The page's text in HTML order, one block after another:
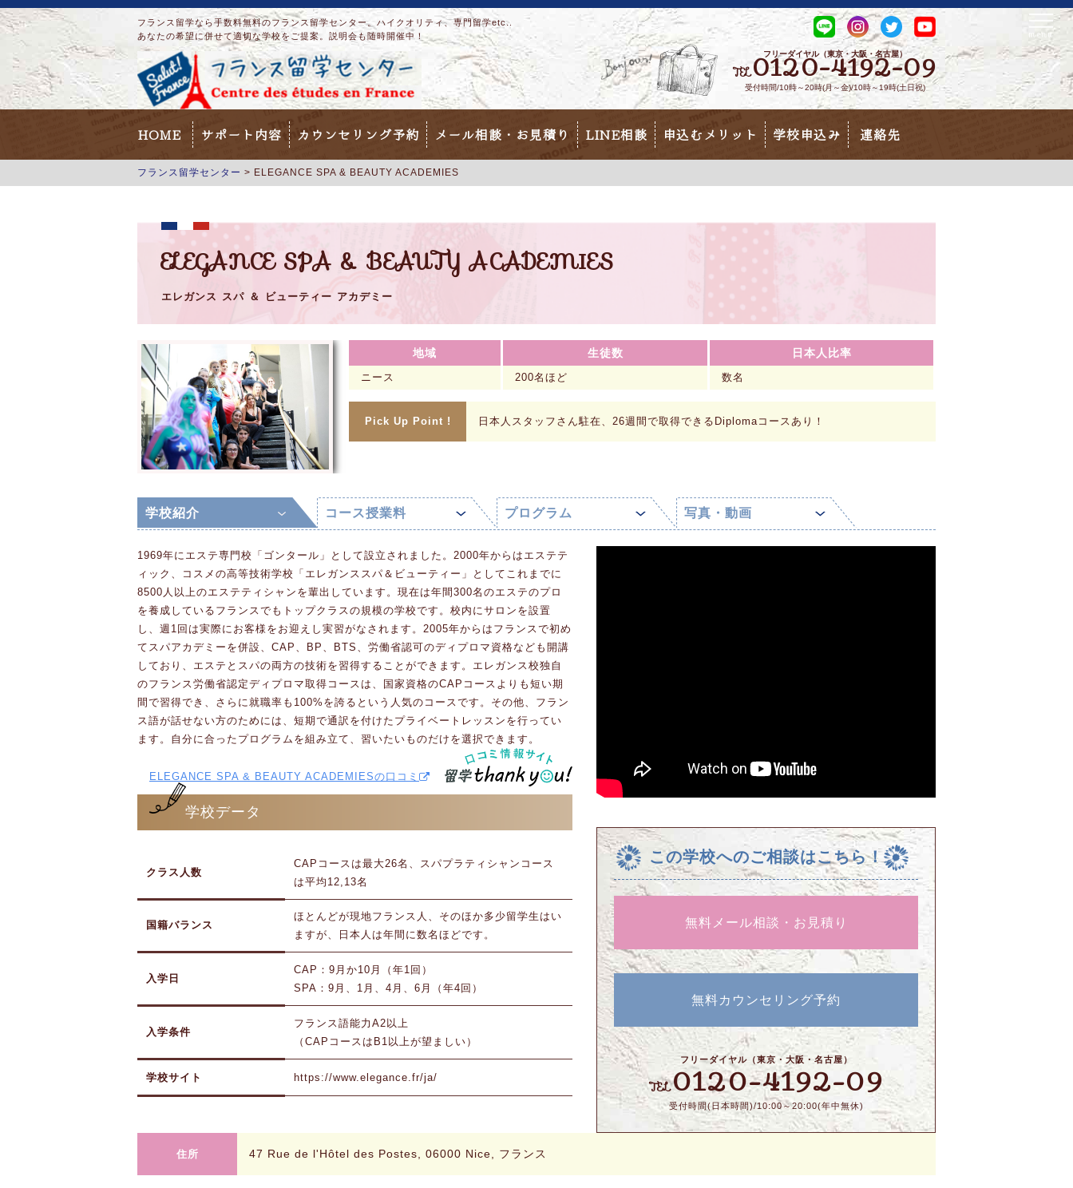
フランス留学なら手数料無料のフランス留学センター。ハイクオリティ、専門留学etc..
あなたの希望に併せて適切な学校をご提案。説明会も随時開催中！
フリーダイヤル（東京・大阪・名古屋）
TEL0120-4192-09
受付時間/10時～20時(月～金)/10時～19時(土日祝)
HOME サポート内容 カウンセリング予約 メール相談・お見積り LINE相談 申込むメリット 学校申込み 連絡先
フランス留学センター > ELEGANCE SPA & BEAUTY ACADEMIES
ELEGANCE SPA & BEAUTY ACADEMIES
エレガンス スパ ＆ ビューティー アカデミー
地域 生徒数 日本人比率
ニース 200名ほど 数名
Pick Up Point ! 日本人スタッフさん駐在、26週間で取得できるDiplomaコースあり！
学校紹介 コース授業料 プログラム 写真・動画
1969年にエステ専門校「ゴンタール」として設立されました。2000年からはエステテ
ィック、コスメの高等技術学校「エレガンススパ＆ビューティー」としてこれまでに
8500人以上のエステティシャンを輩出しています。現在は年間300名のエステのプロ
を養成しているフランスでもトップクラスの規模の学校です。校内にサロンを設置
し、週1回は実際にお客様をお迎えし実習がなされます。2005年からはフランスで初め
てスパアカデミーを併設、CAP、BP、BTS、労働省認可のディプロマ資格なども開講
しており、エステとスパの両方の技術を習得することができます。エレガンス校独自
のフランス労働省認定ディプロマ取得コースは、国家資格のCAPコースよりも短い期
間で習得でき、さらに就職率も100%を誇るという人気のコースです。その他、フラン
ス語が話せない方のためには、短期で通訳を付けたプライベートレッスンを行ってい
ます。自分に合ったプログラムを組み立て、習いたいものだけを選択できます。
ELEGANCE SPA & BEAUTY ACADEMIESの口コミ
学校データ
クラス人数
CAPコースは最大26名、スパプラティシャンコース
は平均12,13名
国籍バランス
ほとんどが現地フランス人、そのほか多少留学生はい
ますが、日本人は年間に数名ほどです。
入学日
CAP：9月か10月（年1回）
SPA：9月、1月、4月、6月（年4回）
入学条件
フランス語能力A2以上
（CAPコースはB1以上が望ましい）
学校サイト https://www.elegance.fr/ja/
この学校へのご相談はこちら！
無料メール相談・お見積り
無料カウンセリング予約
フリーダイヤル（東京・大阪・名古屋）
TEL0120-4192-09
受付時間(日本時間)/10:00～20:00(年中無休)
住所 47 Rue de l'Hôtel des Postes, 06000 Nice, フランス